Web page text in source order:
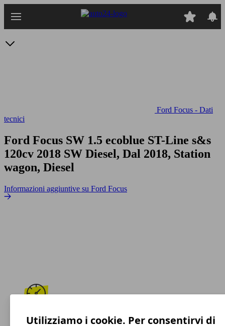
Ford Focus - Dati
tecnici
Ford Focus SW 1.5 ecoblue ST-Line s&s
120cv 2018 SW Diesel, Dal 2018, Station
wagon, Diesel
Informazioni aggiuntive su Ford Focus
194 km/h
Utilizziamo i cookie. Per consentirvi di